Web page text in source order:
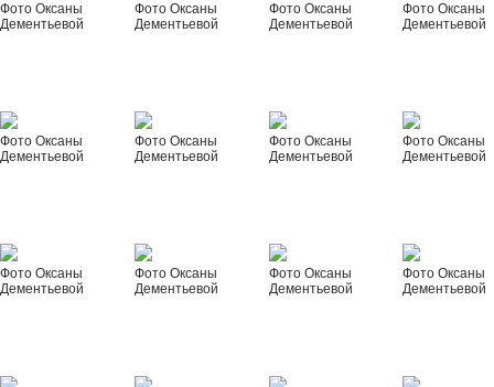
Фото Оксаны
Дементьевой
Фото Оксаны
Дементьевой
Фото Оксаны
Дементьевой
Фото Оксаны
Дементьевой
Фото Оксаны
Дементьевой
Фото Оксаны
Дементьевой
Фото Оксаны
Дементьевой
Фото Оксаны
Дементьевой
Фото Оксаны
Дементьевой
Фото Оксаны
Дементьевой
Фото Оксаны
Дементьевой
Фото Оксаны
Дементьевой